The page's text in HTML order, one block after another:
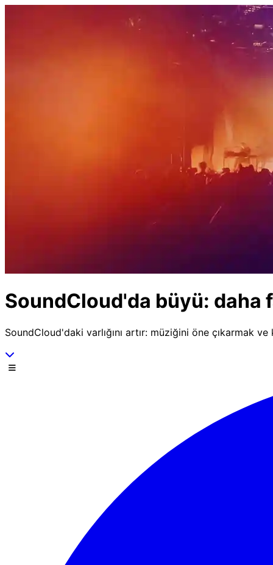
SoundCloud'da büyü:
SoundCloud'daki varlığını artır: müziğini öne çıkarmak
Aşağı kaydır